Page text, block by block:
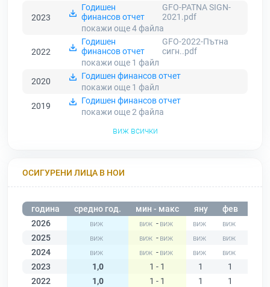
2023
Годишен
финансов отчет
GFO-PATNA SIGN-
2021.pdf
покажи още 4файла
2022
Годишен
финансов отчет
GFO-2022-Пътна
сигн..pdf
покажи още 1 файл
2020
Годишен финансов отчет
покажи още 1 файл
2019
Годишен финансов отчет
покажи още 2файла
виж всички
ОСИГУРЕНИ ЛИЦА В НОИ
година средно год. мин - макс яну фев
2026
-
2025
-
2024
-
2023
1,0 1 - 1 1 1
2022
1,0 1 - 1 1 1